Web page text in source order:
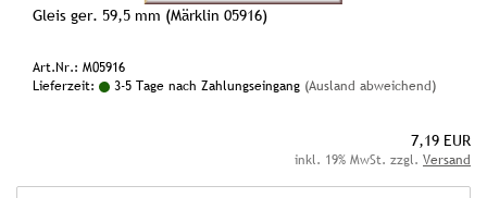
Gleis ger. 59,5 mm (Märklin 05916)
Art.Nr.: M05916
Lieferzeit:
3-5 Tage nach Zahlungseingang (Ausland abweichend)
7,19 EUR
inkl. 19% MwSt. zzgl. Versand